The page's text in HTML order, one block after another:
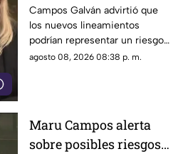
posible censura
impulsada desde el
Gobierno Federal
Campos Galván advirtió que
los nuevos lineamientos
podrían representar un riesgo
para la libertad de expresión
agosto 08, 2026 08:38 p. m.
Maru Campos alerta
sobre posibles riesgos